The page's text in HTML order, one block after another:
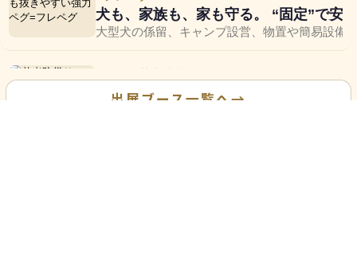
犬も、家族も、家も守る。 “固定”で安
大型犬の係留、キャンプ設営、物置や簡易設備
県内大学生と連携した防災アクティビ
出展ブース一覧へ→